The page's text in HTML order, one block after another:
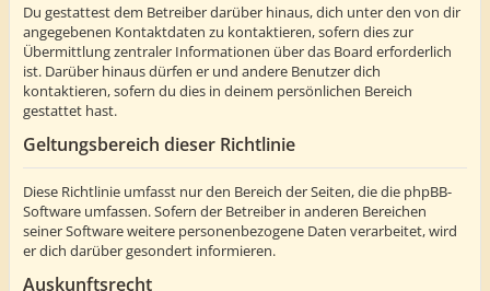
Du gestattest dem Betreiber darüber hinaus, dich unter den von dir
angegebenen Kontaktdaten zu kontaktieren, sofern dies zur
Übermittlung zentraler Informationen über das Board erforderlich
ist. Darüber hinaus dürfen er und andere Benutzer dich
kontaktieren, sofern du dies in deinem persönlichen Bereich
gestattet hast.
Geltungsbereich dieser Richtlinie
Diese Richtlinie umfasst nur den Bereich der Seiten, die die phpBB-
Software umfassen. Sofern der Betreiber in anderen Bereichen
seiner Software weitere personenbezogene Daten verarbeitet, wird
er dich darüber gesondert informieren.
Auskunftsrecht